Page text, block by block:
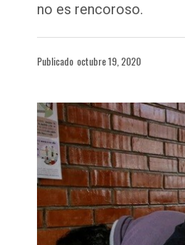
no es rencoroso.
Publicado octubre 19, 2020